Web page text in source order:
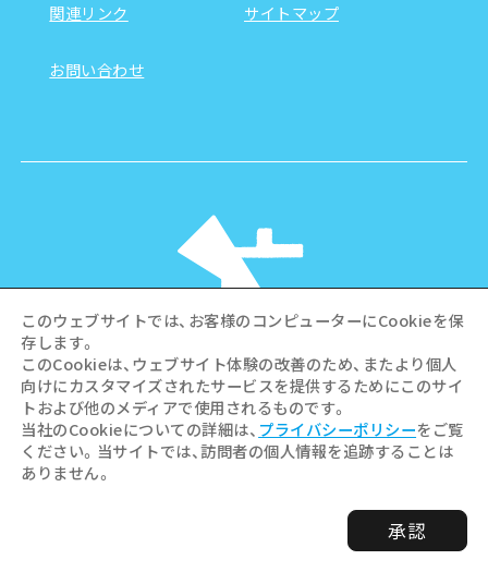
関連リンク サイトマップ
お問い合わせ
©Hiroshima Tourism Association /
Hiroshima Prefecture / Hiroshima City .
All rights reserved
このウェブサイトでは、お客様のコンピューターにCookieを保
存します。
このCookieは、ウェブサイト体験の改善のため、またより個人
向けにカスタマイズされたサービスを提供するためにこのサイ
トおよび他のメディアで使用されるものです。
当社のCookieについての詳細は、 プライバシーポリシーをご覧
ください。当サイトでは、訪問者の個人情報を追跡することは
ありません。
承認